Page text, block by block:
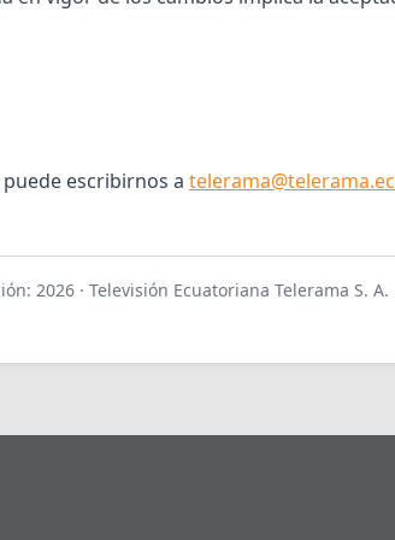
escribirnos a
2026 · Televisión Ecuatoriana Telerama S. A.